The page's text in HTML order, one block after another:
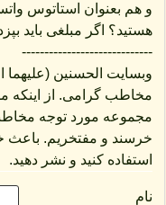
و هم بعنوان استاتوس
هستید؟ اگر مبلغی باید
-----------------------------
وبسایت الحسنین
مخاطب گرامی. از اینکه
مجموعه مورد توجه
خرسند و مفتخریم.
استفاده کنید و نشر دهید.
نام